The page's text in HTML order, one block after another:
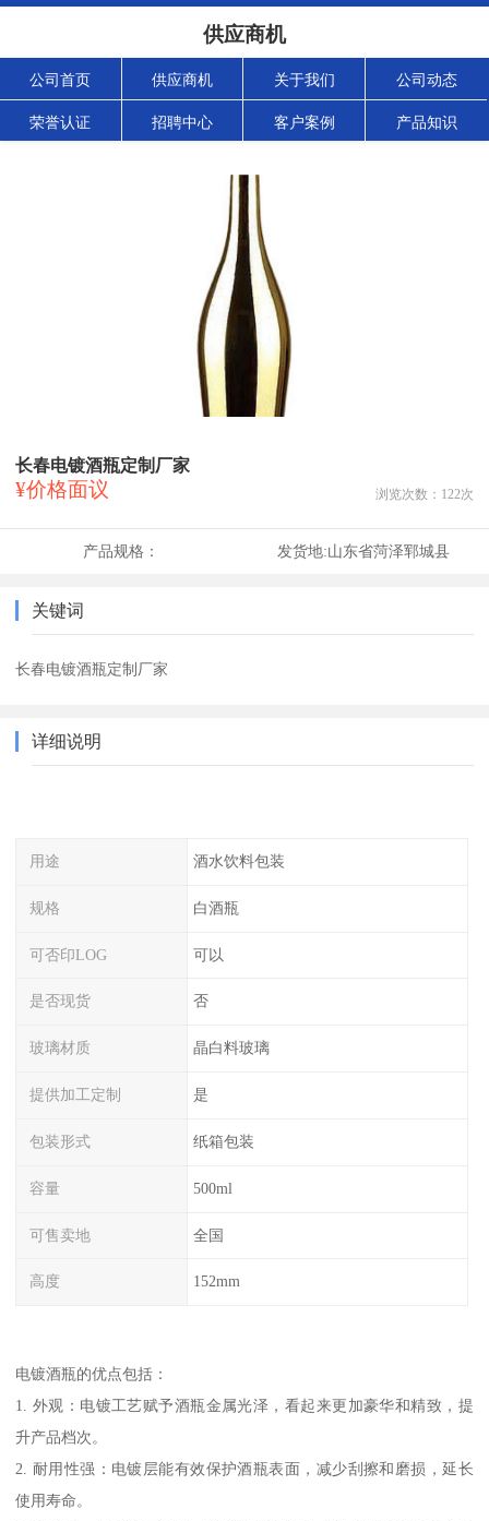
供应商机
公司首页 供应商机 关于我们 公司动态
荣誉认证 招聘中心 客户案例 产品知识
长春电镀酒瓶定制厂家
¥价格面议 浏览次数： 122次
产品规格： 发货地:山东省菏泽郓城县
关键词
长春电镀酒瓶定制厂家
详细说明
用途 酒水饮料包装
规格 白酒瓶
可否印LOG 可以
是否现货 否
玻璃材质 晶白料玻璃
提供加工定制 是
包装形式 纸箱包装
容量 500ml
可售卖地 全国
高度 152mm
电镀酒瓶的优点包括：
1. 外观：电镀工艺赋予酒瓶金属光泽，看起来更加豪华和精致，提
升产品档次。
2. 耐用性强：电镀层能有效保护酒瓶表面，减少刮擦和磨损，延长
使用寿命。